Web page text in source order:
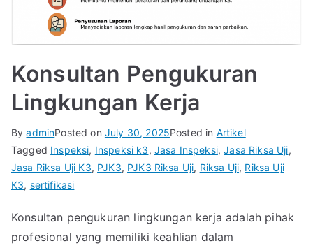
Konsultan Pengukuran
Lingkungan Kerja
ByadminPosted on July 30, 2025Posted in Artikel
Tagged Inspeksi, Inspeksi k3, Jasa Inspeksi,Jasa Riksa Uji,
Jasa Riksa Uji K3, PJK3, PJK3 Riksa Uji, Riksa Uji, Riksa Uji
K3, sertifikasi
Konsultan pengukuran lingkungan kerja adalah pihak
profesional yang memiliki keahlian dalam